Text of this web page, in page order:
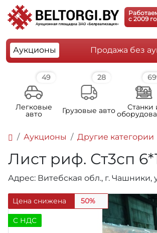
c 2009
Аукционы Продажа без
49
Легковые
авто
28
Грузовые авто Станки
Аукционы Другие категории
Лист риф. Ст3сп
Адрес: Витебская обл., г. Чашники,
Цена снижена 50%
C НДС